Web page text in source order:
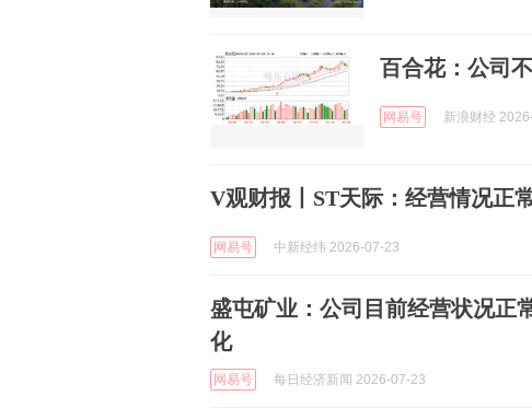
百合花：公司
网易号 新浪财经
V观财报丨ST天际：经营情况正
网易号 中新经纬 2026-07-23
盛屯矿业：公司目前经营状况正
化
网易号 每日经济新闻 2026-07-23